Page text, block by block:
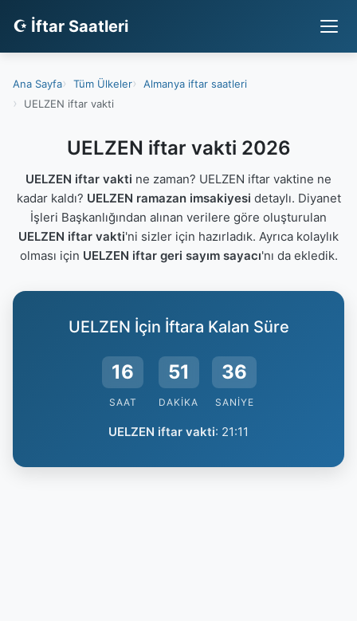
☪ İftar Saatleri
Ana Sayfa Tüm Ülkeler
Almanya iftar saatleri
UELZEN iftar vakti
UELZEN iftar vakti 2026
UELZEN iftar vakti ne zaman? UELZEN iftar vaktine ne
kadar kaldı? UELZEN ramazan imsakiyesi detaylı. Diyanet
İşleri Başkanlığından alınan verilere göre oluşturulan
UELZEN iftar vakti'ni sizler için hazırladık. Ayrıca kolaylık
olması için UELZEN iftar geri sayım sayacı'nı da ekledik.
UELZEN İçin İftara Kalan Süre
16
SAAT
51
DAKIKA
36
SANIYE
UELZEN iftar vakti: 21:11